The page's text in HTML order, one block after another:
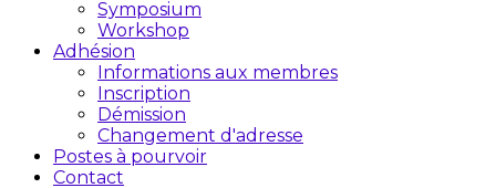
Symposium
Workshop
Adhésion
Informations aux membres
Inscription
Démission
Changement d'adresse
Postes à pourvoir
Contact